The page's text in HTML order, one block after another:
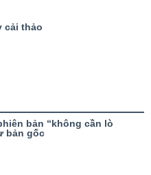
cải thảo
bản “không cần lò
bản gốc